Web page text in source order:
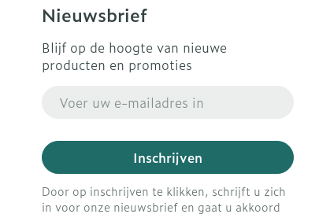
Nieuwsbrief
Blijf op de hoogte van nieuwe
producten en promoties
Inschrijven
Door op inschrijven te klikken, schrijft u zich
in voor onze nieuwsbrief en gaat u akkoord